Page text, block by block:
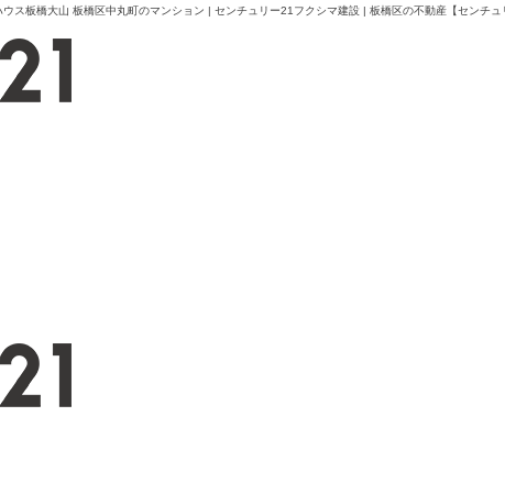
ス板橋大山 板橋区中丸町のマンション | センチュリー21フクシマ建設 | 板橋区の不動産【センチュ